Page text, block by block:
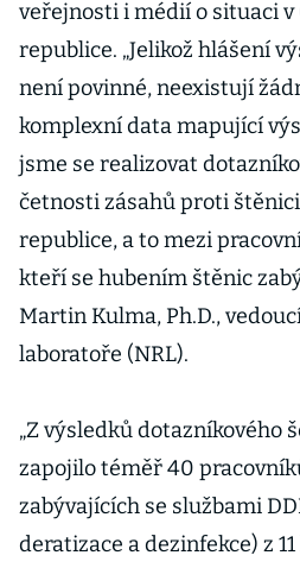
veřejnosti i médií o situaci v
republice. „Jelikož hlášení
není povinné, neexistují
komplexní data mapující
jsme se realizovat
četnosti zásahů proti
republice, a to mezi
kteří se hubením štěnic
Martin Kulma, Ph.D.,
laboratoře (NRL).
„Z výsledků dotazníkového
zapojilo téměř 40
zabývajících se službami
deratizace a dezinfekce) z